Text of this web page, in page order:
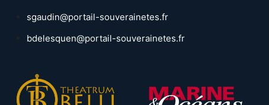
sgaudin@portail-souverainetes.fr
bdelesquen@portail-souverainetes.fr